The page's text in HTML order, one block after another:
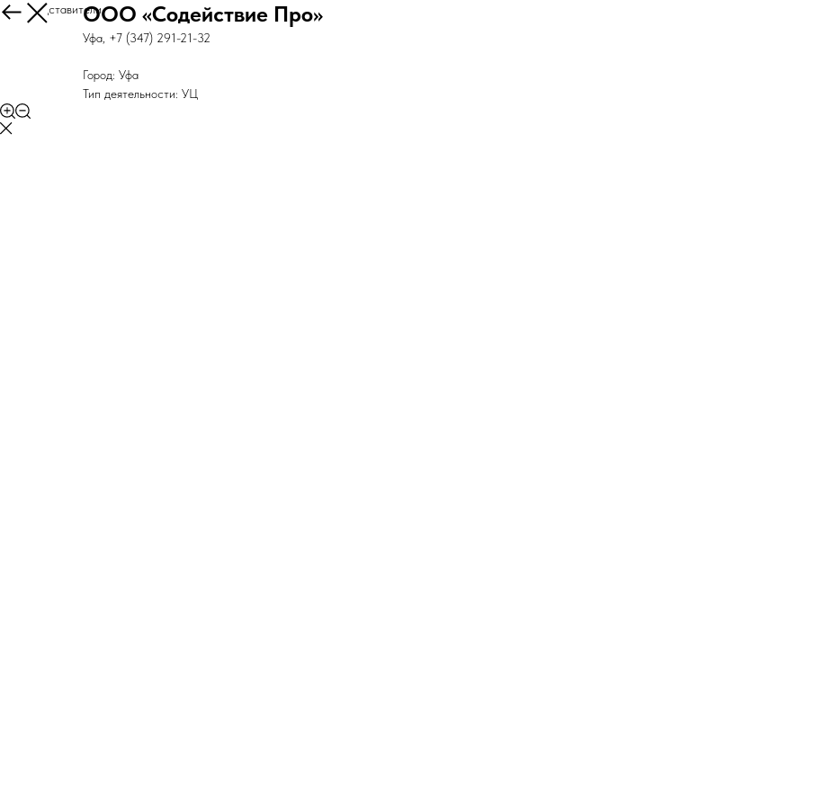
Все представителиООО «Содействие Про»
Уфа, +7 (347) 291-21-32
Город: Уфа
Тип деятельности: УЦ